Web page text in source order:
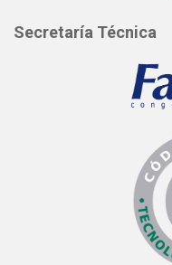
Secretaría Técnica